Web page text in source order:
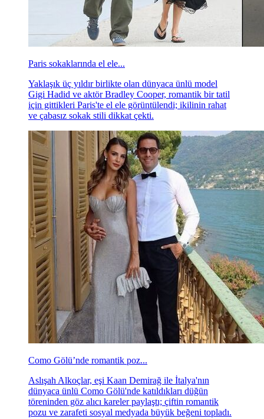
Paris sokaklarında el ele...
Yaklaşık üç yıldır birlikte olan dünyaca ünlü model
Gigi Hadid ve aktör Bradley Cooper, romantik bir tatil
için gittikleri Paris'te el ele görüntülendi; ikilinin rahat
ve çabasız sokak stili dikkat çekti.
Como Gölü’nde romantik poz...
Aslışah Alkoçlar, eşi Kaan Demirağ ile İtalya'nın
dünyaca ünlü Como Gölü'nde katıldıkları düğün
töreninden göz alıcı kareler paylaştı; çiftin romantik
pozu ve zarafeti sosyal medyada büyük beğeni topladı.